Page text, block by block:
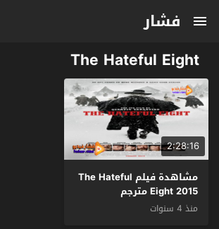
فشار
The Hateful Eight
2:28:16
مشاهدة فيلم The Hateful
Eight 2015 مترجم
منذ 4 سنوات